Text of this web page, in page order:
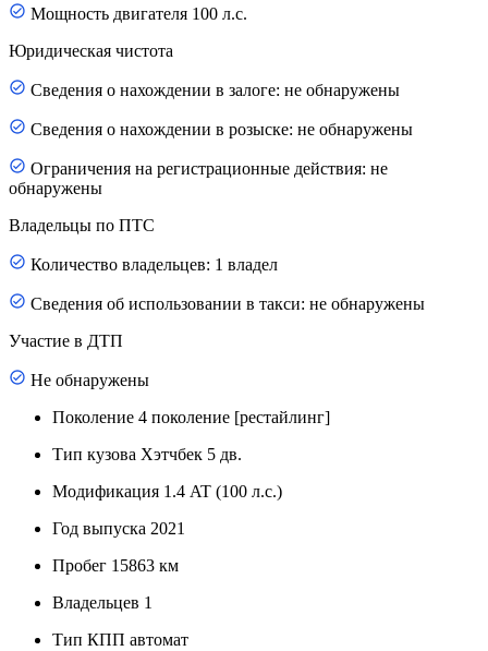
Мощность двигателя 100 л.с.
Юридическая чистота
Сведения о нахождении в залоге: не обнаружены
Сведения о нахождении в розыске: не обнаружены
Ограничения на регистрационные действия: не
обнаружены
Владельцы по ПТС
Количество владельцев: 1 владел
Сведения об использовании в такси: не обнаружены
Участие в ДТП
Не обнаружены
Поколение 4 поколение [рестайлинг]
Тип кузова Хэтчбек 5 дв.
Модификация 1.4 AT (100 л.с.)
Год выпуска 2021
Пробег 15863 км
Владельцев 1
Тип КПП автомат